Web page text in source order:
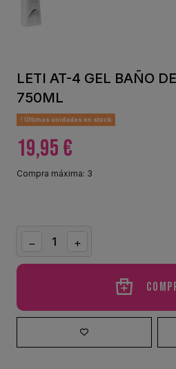
LETI AT-4 GEL BAÑO
750ML
Últimas unidades en stock
19,95 €
Compra máxima: 3